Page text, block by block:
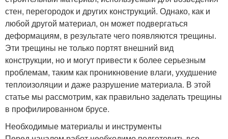
стен, перегородок и других конструкций. Однако, как и
любой другой материал, он может подвергаться
деформациям, в результате чего появляются трещины.
Эти трещины не только портят внешний вид
конструкции, но и могут привести к более серьезным
проблемам, таким как проникновение влаги, ухудшение
теплоизоляции и даже разрушение материала. В этой
статье мы рассмотрим, как правильно заделать трещины
в профилированном брусе.
Необходимые материалы и инструменты